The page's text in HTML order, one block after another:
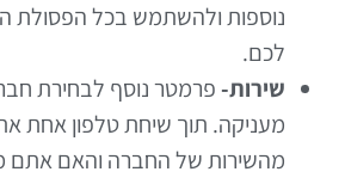
נוספות ולהשתמש בכל הפסולת
לכם.
שירות-פרמטר נוסף לבחירת
מעניקה. תוך שיחת טלפון אחת
מהשירות של החברה והאם אתם